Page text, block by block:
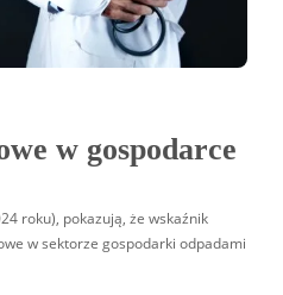
w gospodarce
roku), pokazują, że wskaźnik
w sektorze gospodarki odpadami